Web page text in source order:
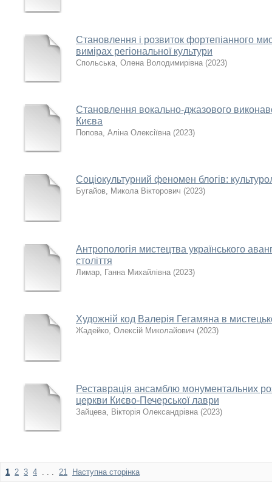
Становлення і розвиток фортепіанного
вимірах регіональної культури
Спольська, Олена Володимирівна (2023)
Становлення вокально-джазового
Києва
Попова, Аліна Олексіївна (2023)
Соціокультурний феномен блогів:
Бугайов, Микола Вікторович (2023)
Антропологія мистецтва українського
століття
Лимар, Ганна Михайлівна (2023)
Художній код Валерія Гегамяна в
Жадейко, Олексій Миколайович (2023)
Реставрація ансамблю монументальних
церкви Києво-Печерської лаври
Зайцева, Вікторія Олександрівна (2023)
1 2 3 4 . . . 21 Наступна сторінка